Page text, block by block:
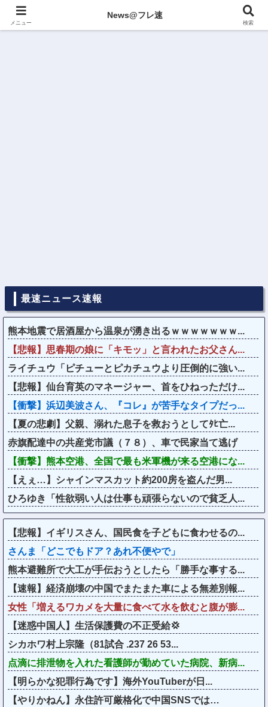
最速ニュース速報
熊本地震で居酒屋から温泉が湧き出るｗｗｗｗｗｗｗ...
【悲報】思春期の娘に「キモッ」と言われたお父さん...
ライチュウ「ピチューとピカチュウより圧倒的に強い...
【悲報】仙台育英のマネージャー、首をひねっただけ...
【衝撃】浜辺美波さん、『コレ』が苦手なタイプだっ...
【夏の悲劇】父親、溺れた息子を救おうとしてﾀﾋ亡...
赤旗配達中の共産党市議（７８）、車で民家当て逃げ
【衝撃】熊本空港、全国で最も米軍機が来る空港にな...
【えぇ…】シャインマスカット約200房を盗んだ男...
ひろゆき「性欲弱い人は仕事も頑張らないので貧乏人...
【悲報】イギリスさん、国民食を子どもに食わせるの...
さんま「どこでもドア？あれ不便やで」
熊本避難所で大工が手伝おうとしたら「勝手な事する...
【速報】経済崩壊の中国でまたまた車による無差別報...
女性「増えるワカメを大量に食べて水を飲むと腹が膨...
【迷惑中国人】生活保護費の不正受給💢
シカホワ村上宗隆（81試合 .237 26 53...
点滴に排泄物を入れた看護師が勤めていた病院、新病...
【明らかな犯罪行為です】海外YouTuberが日...
【やりかねん】永住許可厳格化で中国SNSでは…
メニュー
News@フレ速
検索